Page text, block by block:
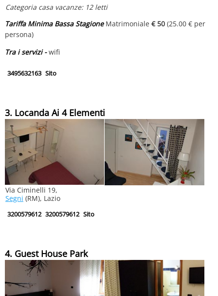
Categoria casa vacanze: 12 letti
Tariffa Minima Bassa StagioneMatrimoniale € 50 (25.00 € per
persona)
Tra i servizi -wifi
3495632163 Sito
3. Locanda Ai 4 Elementi
Via Ciminelli 19,
Segni (RM), Lazio
3200579612 3200579612 Sito
4. Guest House Park